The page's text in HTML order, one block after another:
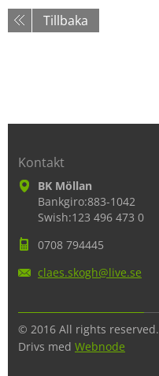
Tillbaka
Kontakt
BK Möllan
Bankgiro:883-1042
Swish:123 496 473 0
0708 794445
claes.skogh@live.se
© 2016 All rights reserved.
Drivs med Webnode